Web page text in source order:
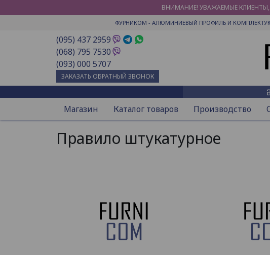
ВНИМАНИЕ! УВАЖАЕМЫЕ
ФУРНИКОМ - АЛЮМИНИЕВЫЙ ПРОФИЛЬ И
(095) 437 2959
(068) 795 7530
(093) 000 5707
ЗАКАЗАТЬ ОБРАТНЫЙ ЗВОНОК
Магазин Каталог товаров Производство
Правило штукатурное